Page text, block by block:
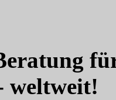
weltweit!